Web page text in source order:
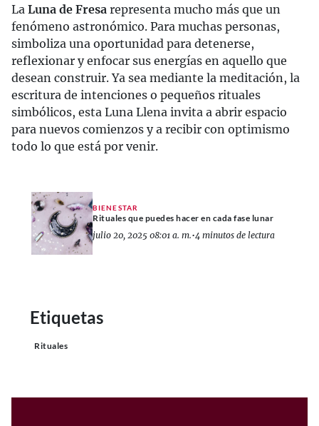
La Luna de Fresa representa mucho más que un
fenómeno astronómico. Para muchas personas,
simboliza una oportunidad para detenerse,
reflexionar y enfocar sus energías en aquello que
desean construir. Ya sea mediante la meditación, la
escritura de intenciones o pequeños rituales
simbólicos, esta Luna Llena invita a abrir espacio
para nuevos comienzos y a recibir con optimismo
todo lo que está por venir.
BIENESTAR
Rituales que puedes hacer en cada fase lunar
julio 20, 2025 08:01 a. m.•4 minutos de lectura
Etiquetas
Rituales